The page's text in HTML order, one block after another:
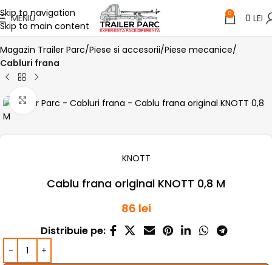
Skip to navigation
Skip to main content
MENIU 0 0 LEI
Magazin Trailer Parc Piese si accesorii Piese mecanice
Cabluri frana
Click pentru a mari
KNOTT
Cablu frana original KNOTT 0,8 M
86 lei
Distribuie pe: